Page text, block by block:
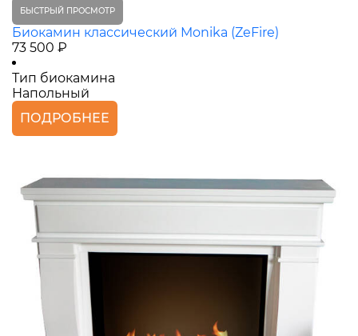
БЫСТРЫЙ ПРОСМОТР
Биокамин классический Monika (ZeFire)
73 500 ₽
Тип биокамина
Напольный
ПОДРОБНЕЕ